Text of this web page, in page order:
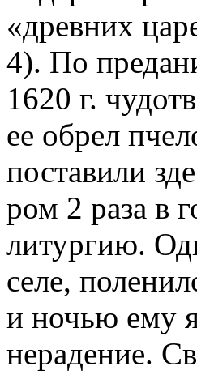
«древних
4). По
1620 г.
ее обрел
поставили
ром 2 раза в
литургию.
селе,
и ночью ему
нерадение.